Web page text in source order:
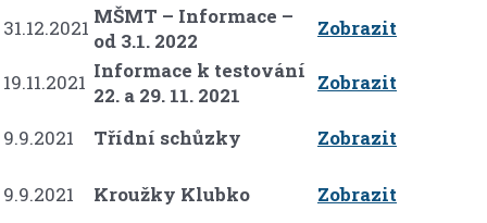
31.12.2021 MŠMT – Informace –
od 3.1. 2022
Zobrazit
19.11.2021 Informace k testování
22. a 29. 11. 2021
Zobrazit
9.9.2021 Třídní schůzky Zobrazit
9.9.2021 Kroužky Klubko Zobrazit